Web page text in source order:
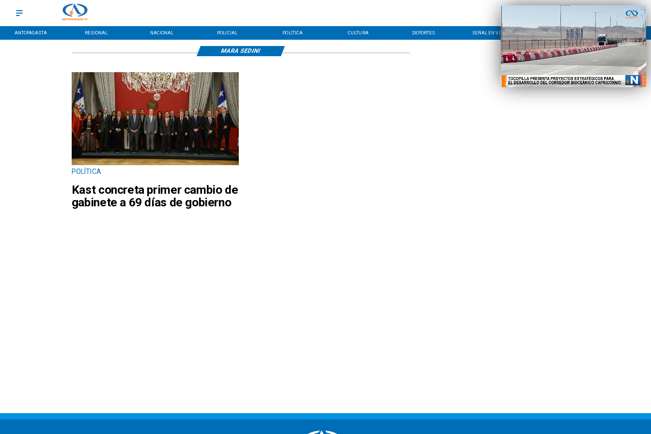
ANTOFAGASTA REGIONAL NACIONAL POLICIAL POLÍTICA CULTURA DEPORTES SEÑAL EN VIVO CONTACTO LÍNEA EDITORIAL
POLÍTICA
Kast concreta primer cambio de
gabinete a 69 días de gobierno
MARA SEDINI